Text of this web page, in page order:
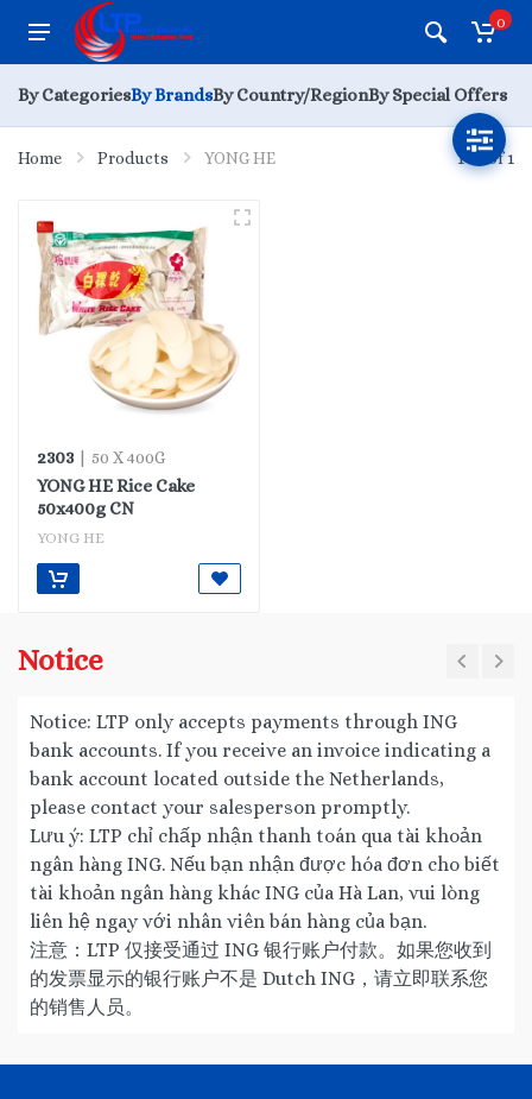
0
By CategoriesBy BrandsBy Country/RegionBy Special Offers
Home Products YONG HE 1 - 1 of 1
2303 | 50 X 400G
YONG HE Rice Cake
50x400g CN
YONG HE
Notice
Notice: LTP only accepts payments through ING
bank accounts. If you receive an invoice indicating a
bank account located outside the Netherlands,
please contact your salesperson promptly.
Lưu ý: LTP chỉ chấp nhận thanh toán qua tài khoản
ngân hàng ING. Nếu bạn nhận được hóa đơn cho biết
tài khoản ngân hàng khác ING của Hà Lan, vui lòng
liên hệ ngay với nhân viên bán hàng của bạn.
注意：LTP 仅接受通过 ING 银行账户付款。如果您收到
的发票显示的银行账户不是 Dutch ING，请立即联系您
的销售人员。